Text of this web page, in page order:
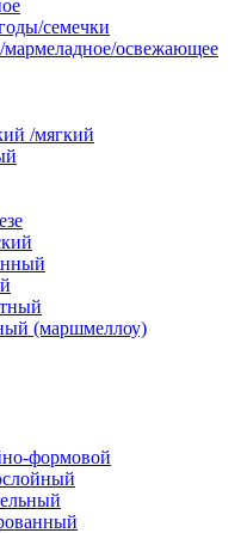
семечки
мармеладное/освежающее
/мягкий
(маршмеллоу)
формовой